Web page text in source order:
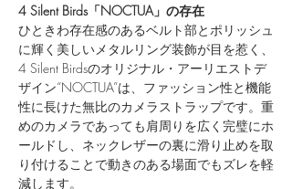
4 Silent Birds「NOCTUA」の存在
ひときわ存在感のあるベルト部とポリッシュ
に輝く美しいメタルリング装飾が目を惹く、
4 Silent Birdsのオリジナル・アーリエストデ
ザイン“NOCTUA”は、ファッション性と機能
性に長けた無比のカメラストラップです。重
めのカメラであっても肩周りを広く完璧にホ
ールドし、ネックレザーの裏に滑り止めを取
り付けることで動きのある場面でもズレを軽
減します。